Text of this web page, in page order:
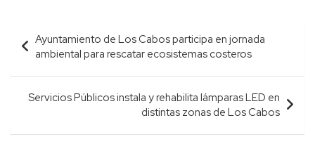
Navegación
de
entradas
Ayuntamiento de Los Cabos participa en jornada
ambiental para rescatar ecosistemas costeros
Servicios Públicos instala y rehabilita lámparas LED en
distintas zonas de Los Cabos